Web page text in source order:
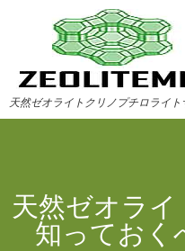
天然ゼオライトクリノプチロライ
天然ゼオラ
知っておく